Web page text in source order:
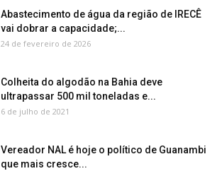
Abastecimento de água da região de IRECÊ
vai dobrar a capacidade;...
24 de fevereiro de 2026
Colheita do algodão na Bahia deve
ultrapassar 500 mil toneladas e...
6 de julho de 2021
Vereador NAL é hoje o político de Guanambi
que mais cresce...